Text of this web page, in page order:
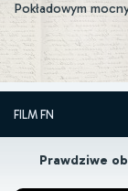
Pokładowym
FILM FN
Prawdziwe